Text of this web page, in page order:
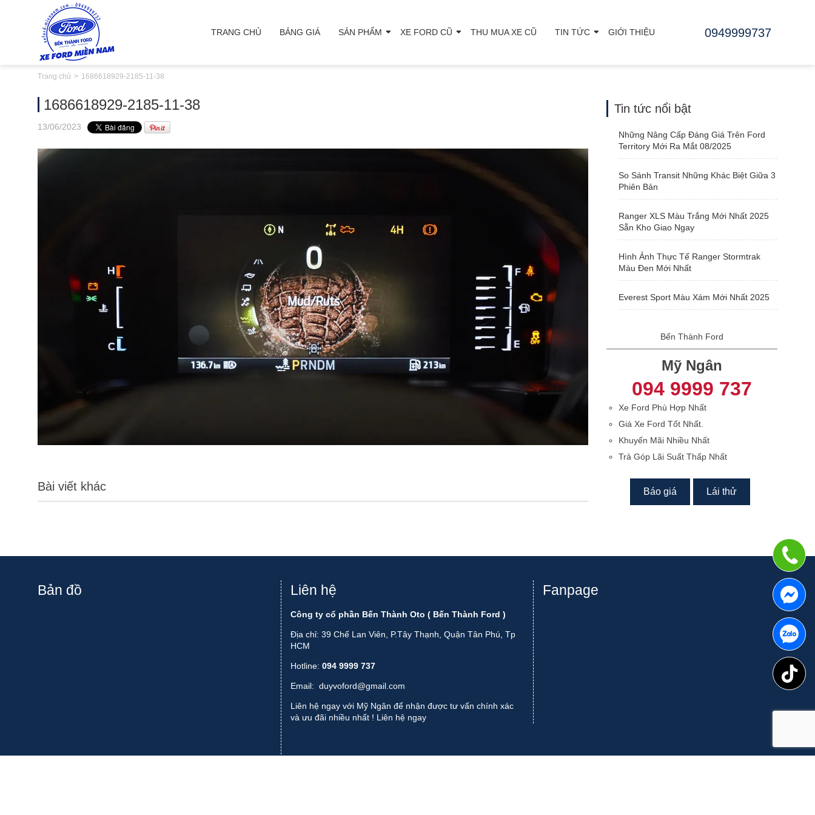
TRANG CHỦ BẢNG GIÁ SẢN PHẨM XE FORD CŨ THU MUA XE CŨ TIN TỨC GIỚI THIỆU 0949999737
Trang chủ 1686618929-2185-11-38
1686618929-2185-11-38
13/06/2023
Bài viết khác
Tin tức nổi bật
Những Nâng Cấp Đáng Giá Trên Ford
Territory Mới Ra Mắt 08/2025
So Sánh Transit Những Khác Biệt Giữa 3
Phiên Bản
Ranger XLS Màu Trắng Mới Nhất 2025
Sẵn Kho Giao Ngay
Hình Ảnh Thực Tế Ranger Stormtrak
Màu Đen Mới Nhất
Everest Sport Màu Xám Mới Nhất 2025
Bến Thành Ford
Mỹ Ngân
094 9999 737
Xe Ford Phù Hợp Nhất
Giá Xe Ford Tốt Nhất.
Khuyến Mãi Nhiều Nhất
Trả Góp Lãi Suất Thấp Nhất
Báo giá Lái thử
Bản đồ Liên hệ
Công ty cổ phần Bến Thành Oto ( Bến Thành Ford )
Địa chỉ: 39 Chế Lan Viên, P.Tây Thạnh, Quận Tân Phú, Tp
HCM
Hotline: 094 9999 737
Email: duyvoford@gmail.com
Liên hệ ngay với Mỹ Ngân để nhận được tư vấn chính xác
và ưu đãi nhiều nhất ! Liên hệ ngay
Fanpage